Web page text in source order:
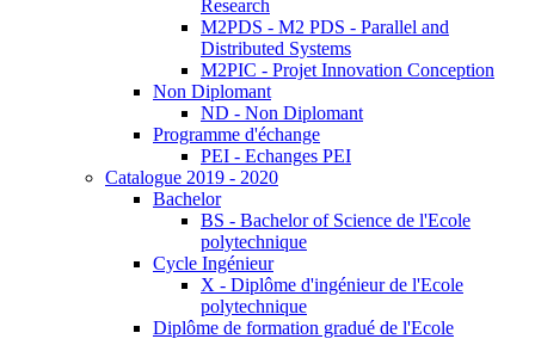
Research
M2PDS - M2 PDS - Parallel and
Distributed Systems
M2PIC - Projet Innovation Conception
Non Diplomant
ND - Non Diplomant
Programme d'échange
PEI - Echanges PEI
Catalogue 2019 - 2020
Bachelor
BS - Bachelor of Science de l'Ecole
polytechnique
Cycle Ingénieur
X - Diplôme d'ingénieur de l'Ecole
polytechnique
Diplôme de formation gradué de l'Ecole